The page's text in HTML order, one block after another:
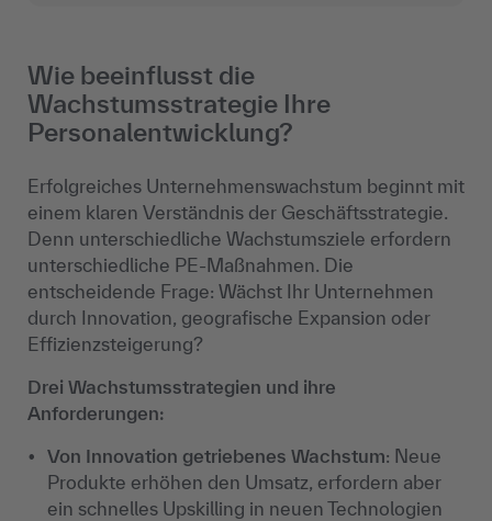
Wie beeinflusst die
Wachstumsstrategie Ihre
Personalentwicklung?
Erfolgreiches Unternehmenswachstum beginnt mit
einem klaren Verständnis der Geschäftsstrategie.
Denn unterschiedliche Wachstumsziele erfordern
unterschiedliche PE-Maßnahmen. Die
entscheidende Frage: Wächst Ihr Unternehmen
durch Innovation, geografische Expansion oder
Effizienzsteigerung?
Drei Wachstumsstrategien und ihre
Anforderungen:
Von Innovation getriebenes Wachstum: Neue
Produkte erhöhen den Umsatz, erfordern aber
ein schnelles Upskilling in neuen Technologien